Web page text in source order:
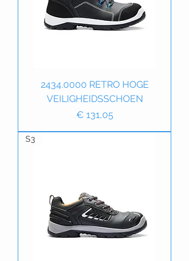
2434.0000 RETRO HOGE
VEILIGHEIDSSCHOEN
Prijs
€ 131,05
S3